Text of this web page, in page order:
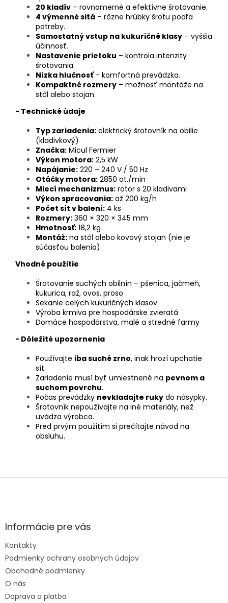
20 kladív – rovnomerné a efektívne šrotovanie.
4 výmenné sitá – rôzne hrúbky šrotu podľa
potreby.
Samostatný vstup na kukuričné klasy – vyššia
účinnosť.
Nastavenie prietoku – kontrola intenzity
šrotovania.
Nízka hlučnosť– komfortná prevádzka.
Kompaktné rozmery – možnosť montáže na
stôl alebo stojan.
- Technické údaje
Typ zariadenia: elektrický šrotovník na obilie
(kladivkový)
Značka: Micul Fermier
Výkon motora: 2,5 kW
Napájanie: 220 – 240 V / 50 Hz
Otáčky motora: 2850 ot./min
Mlecí mechanizmus: rotor s 20 kladivami
Výkon spracovania: až 200 kg/h
Počet sít v balení: 4 ks
Rozmery: 360 × 320 × 345 mm
Hmotnosť: 18,2 kg
Montáž: na stôl alebo kovový stojan (nie je
súčasťou balenia)
Vhodné použitie
Šrotovanie suchých obilnín – pšenica, jačmeň,
kukurica, raž, ovos, proso
Sekanie celých kukuričných klasov
Výroba krmiva pre hospodárske zvieratá
Domáce hospodárstva, malé a stredné farmy
- Dôležité upozornenia
Používajte iba suché zrno, inak hrozí upchatie
sít.
Zariadenie musí byť umiestnené na pevnom a
suchom povrchu.
Počas prevádzky nevkladajte ruky do násypky.
Šrotovník nepoužívajte na iné materiály, než
uvádza výrobca.
Pred prvým použitím si prečítajte návod na
obsluhu.
e
Informácie pre vás
Kontakty
Podmienky ochrany osobných údajov
Obchodné podmienky
O nás
Doprava a platba